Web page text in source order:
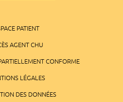
PATIENT
AGENT CHU
CONFORME
LÉGALES
DES DONNÉES